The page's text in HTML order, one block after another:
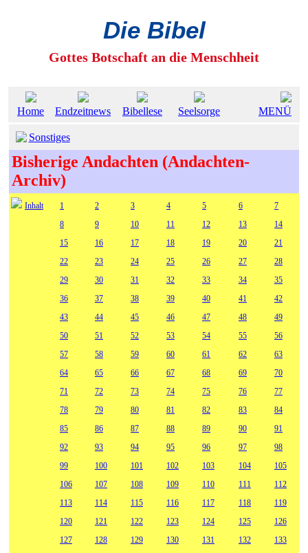
Die Bibel
Gottes Botschaft an die Menschheit
Home Endzeitnews Bibellese Seelsorge MENÜ
Sonstiges
Bisherige Andachten (Andachten-
Archiv)
Inhalt 1 2 3 4 5 6
7
8
9 10 11 12 13
14
15
16 17 18 19 20
21
22
23 24 25 26 27
28
29
30 31 32 33 34
35
36
37 38 39 40 41
42
43
44 45 46 47 48
49
50
51 52 53 54 55
56
57
58 59 60 61 62
63
64
65 66 67 68 69
70
71
72 73 74 75 76
77
78
79 80 81 82 83
84
85
86 87 88 89 90
91
92
93 94 95 96 97
98
99
100 101 102 103 104
105
106
107 108 109 110 111
112
113
114 115 116 117 118
119
120
121 122 123 124 125
126
127
128 129 130 131 132
133